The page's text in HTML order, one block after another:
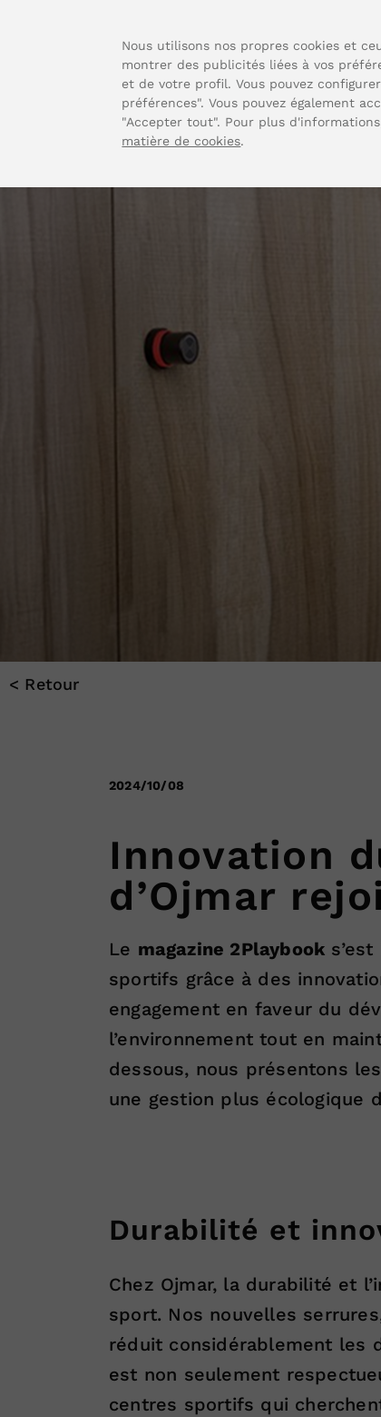
< Retour
2024/10/08
Innovation
d’Ojmar
Le magazine 2Playbook
sportifs grâce à des
engagement en faveur du
l’environnement tout en
dessous, nous présentons
une gestion plus écologique
Durabilité et
Chez Ojmar, la durabilité et
sport. Nos nouvelles
réduit considérablement les
est non seulement
centres sportifs qui
Nous utilisons nos propres cookies et
montrer des publicités liées à vos
et de votre profil. Vous pouvez
préférences". Vous pouvez également
"Accepter tout". Pour plus
matière de cookies.